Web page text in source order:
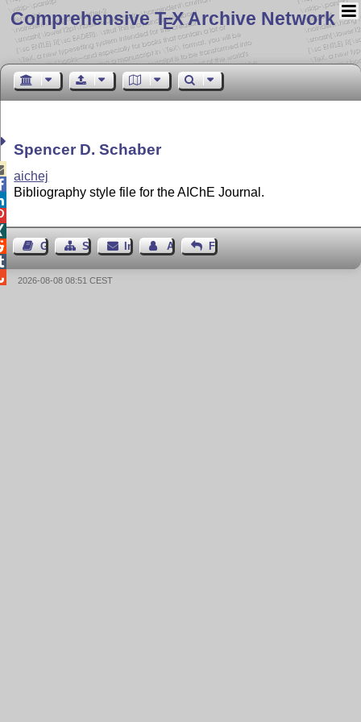
Comprehensive TEX Archive Network
Spencer D. Schaber
aichej
Bibliography style file for the AIChE Journal.
GästebuchSeiten-Struktur
ImpressumAutor kontaktieren
Feedback
2026-08-08 08:51 CEST